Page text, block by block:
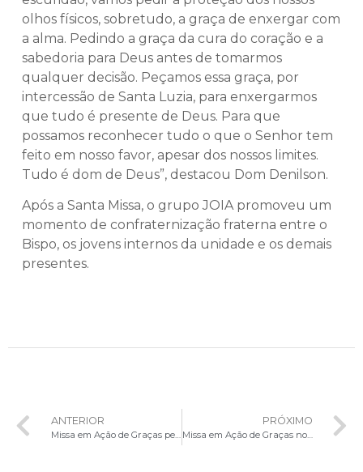
olhos físicos, sobretudo, a graça de enxergar com
a alma. Pedindo a graça da cura do coração e a
sabedoria para Deus antes de tomarmos
qualquer decisão. Peçamos essa graça, por
intercessão de Santa Luzia, para enxergarmos
que tudo é presente de Deus. Para que
possamos reconhecer tudo o que o Senhor tem
feito em nosso favor, apesar dos nossos limites.
Tudo é dom de Deus”, destacou Dom Denilson.
Após a Santa Missa, o grupo JOIA promoveu um
momento de confraternização fraterna entre o
Bispo, os jovens internos da unidade e os demais
presentes.
ANTERIOR
Missa em Ação de Graças pelos 24 Anos de Missão e Evangelização da Comunidade Novo Ardor
PRÓXIMO
Missa em Ação de Graças no Ministério da Educação celebra encerramento do ano letivo e prepara corações para o Natal